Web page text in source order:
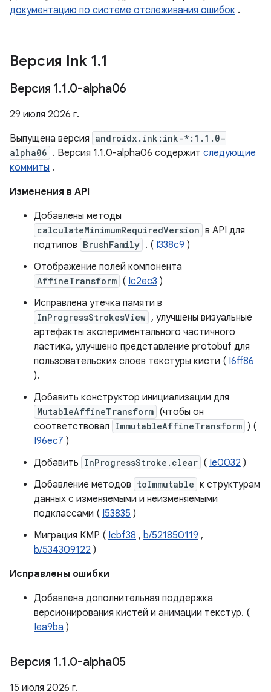
документацию по системе отслеживания ошибок .
Версия Ink 1.1
Версия 1.1.0-alpha06
29 июля 2026 г.
Выпущена версия androidx.ink:ink-*:1.1.0-
alpha06 . Версия 1.1.0-alpha06 содержит следующие
коммиты .
Изменения в API
Добавлены методы
calculateMinimumRequiredVersion в API для
подтипов BrushFamily . ( I338c9 )
Отображение полей компонента
AffineTransform ( Ic2ec3 )
Исправлена ​​утечка памяти в
InProgressStrokesView , улучшены визуальные
артефакты экспериментального частичного
ластика, улучшено представление protobuf для
пользовательских слоев текстуры кисти ( I6ff86
).
Добавить конструктор инициализации для
MutableAffineTransform (чтобы он
соответствовал ImmutableAffineTransform ) (
I96ec7 )
Добавить InProgressStroke.clear ( Ie0032 )
Добавление методов toImmutable к структурам
данных с изменяемыми и неизменяемыми
подклассами ( I53835 )
Миграция KMP ( Icbf38 , b/521850119 ,
b/534309122 )
Исправлены ошибки
Добавлена ​​дополнительная поддержка
версионирования кистей и анимации текстур. (
Iea9ba )
Версия 1.1.0-alpha05
15 июля 2026 г.